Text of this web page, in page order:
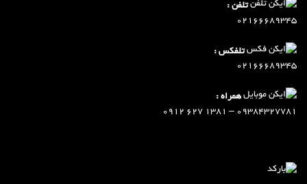
تلفن :
02166689345
تلفکس :
02166689345
همراه :
09384327781 – 1381 627 0912